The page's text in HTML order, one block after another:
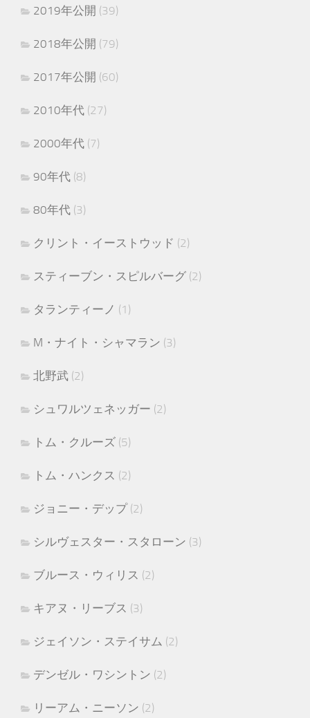
2019年公開 (39)
2018年公開 (79)
2017年公開 (60)
2010年代 (27)
2000年代 (7)
90年代 (8)
80年代 (3)
クリント・イーストウッド (2)
スティーブン・スピルバーグ (2)
タランティーノ (1)
M・ナイト・シャマラン (3)
北野武 (2)
シュワルツェネッガー (2)
トム・クルーズ (5)
トム・ハンクス (2)
ジョニー・デップ(2)
シルヴェスター・スタローン (3)
ブルース・ウィリス (2)
キアヌ・リーブス (3)
ジェイソン・ステイサム (2)
デンゼル・ワシントン (2)
リーアム・ニーソン (2)